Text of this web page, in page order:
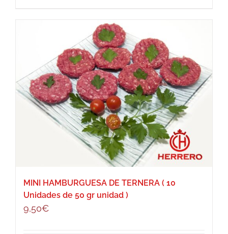
MINI HAMBURGUESA DE TERNERA ( 10
Unidades de 50 gr unidad )
9,50€